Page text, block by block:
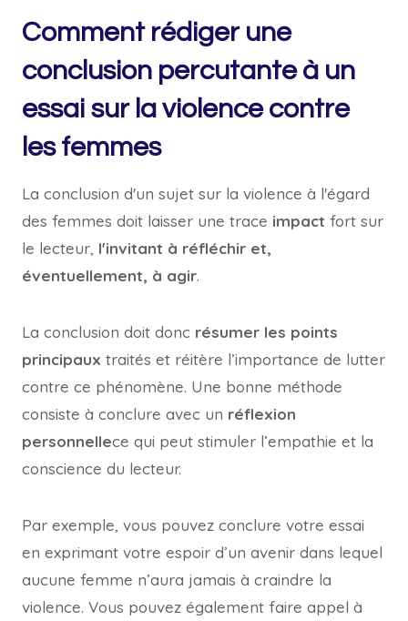
Comment rédiger une
conclusion percutante à un
essai sur la violence contre
les femmes
La conclusion d'un sujet sur la violence à l'égard
des femmes doit laisser une trace impact fort sur
le lecteur, l'invitant à réfléchir et,
éventuellement, à agir.
La conclusion doit donc résumer les points
principaux traités et réitère l’importance de lutter
contre ce phénomène. Une bonne méthode
consiste à conclure avec un réflexion
personnellece qui peut stimuler l’empathie et la
conscience du lecteur.
Par exemple, vous pouvez conclure votre essai
en exprimant votre espoir d’un avenir dans lequel
aucune femme n’aura jamais à craindre la
violence. Vous pouvez également faire appel à